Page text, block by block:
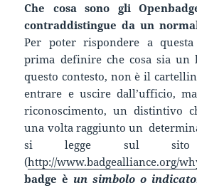
Che cosa sono gli
contraddistingue da un
Per poter rispondere a questa
prima definire che cosa sia un
questo contesto, non è il
entrare e uscire dall’ufficio,
riconoscimento, un distintivo
una volta raggiunto un
si legge sul sito
(http://www.badgealliance.org/
badge è un simbolo o